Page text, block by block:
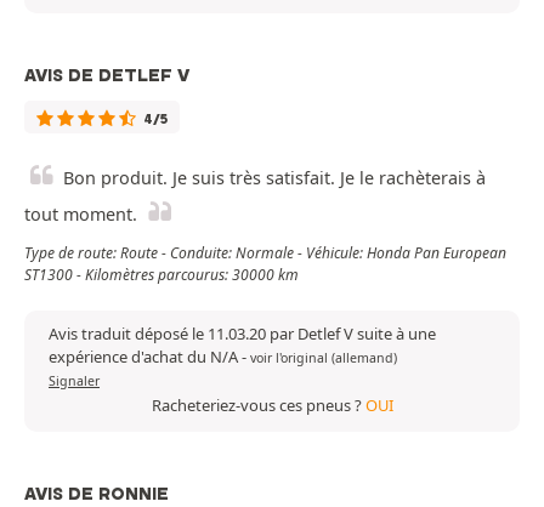
AVIS DE DETLEF V
4/5
Bon produit. Je suis très satisfait. Je le rachèterais à
tout moment.
Type de route: Route - Conduite: Normale - Véhicule: Honda Pan European
ST1300 - Kilomètres parcourus: 30000 km
Avis traduit déposé le 11.03.20 par Detlef V suite à une
expérience d'achat du N/A- voir l'original (allemand)
Signaler
Racheteriez-vous ces pneus ?OUI
AVIS DE RONNIE